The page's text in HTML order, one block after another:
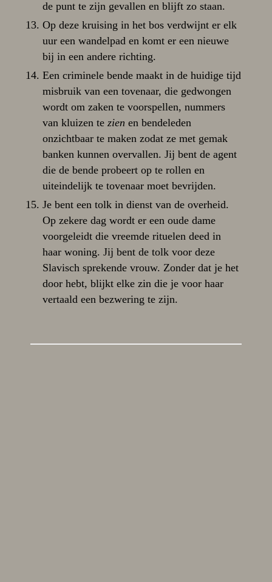
de punt te zijn gevallen en blijft zo staan.
Op deze kruising in het bos verdwijnt er elk
uur een wandelpad en komt er een nieuwe
bij in een andere richting.
Een criminele bende maakt in de huidige tijd
misbruik van een tovenaar, die gedwongen
wordt om zaken te voorspellen, nummers
van kluizen te zien en bendeleden
onzichtbaar te maken zodat ze met gemak
banken kunnen overvallen. Jij bent de agent
die de bende probeert op te rollen en
uiteindelijk te tovenaar moet bevrijden.
Je bent een tolk in dienst van de overheid.
Op zekere dag wordt er een oude dame
voorgeleidt die vreemde rituelen deed in
haar woning. Jij bent de tolk voor deze
Slavisch sprekende vrouw. Zonder dat je het
door hebt, blijkt elke zin die je voor haar
vertaald een bezwering te zijn.